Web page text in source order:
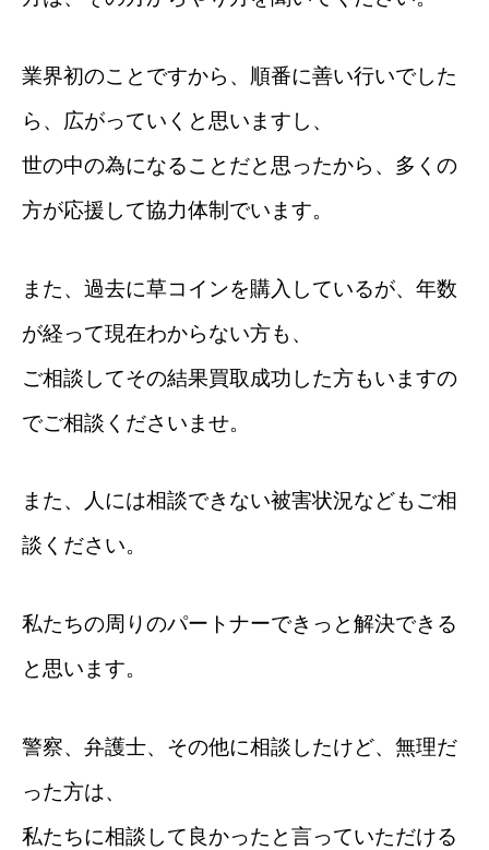
業界初のことですから、順番に善い行いでした
ら、広がっていくと思いますし、
世の中の為になることだと思ったから、多くの
方が応援して協力体制でいます。
また、過去に草コインを購入しているが、年数
が経って現在わからない方も、
ご相談してその結果買取成功した方もいますの
でご相談くださいませ。
また、人には相談できない被害状況などもご相
談ください。
私たちの周りのパートナーできっと解決できる
と思います。
警察、弁護士、その他に相談したけど、無理だ
った方は、
私たちに相談して良かったと言っていただける